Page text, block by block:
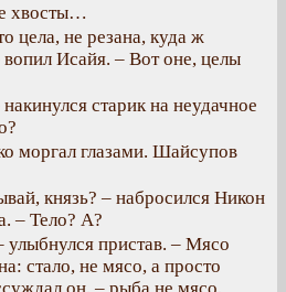
хвосты…
цела, не резана, куда ж
вопил Исайя. – Вот оне, целы
старик на неудачное
моргал глазами. Шайсупов
князь? – набросился Никон
– Тело? А?
улыбнулся пристав. – Мясо
стало, не мясо, а просто